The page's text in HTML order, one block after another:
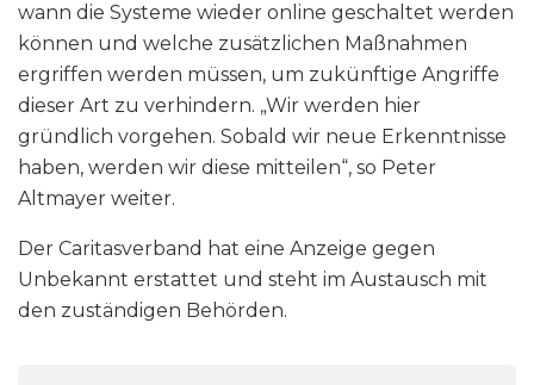
wann die Systeme wieder online geschaltet werden
können und welche zusätzlichen Maßnahmen
ergriffen werden müssen, um zukünftige Angriffe
dieser Art zu verhindern. „Wir werden hier
gründlich vorgehen. Sobald wir neue Erkenntnisse
haben, werden wir diese mitteilen“, so Peter
Altmayer weiter.
Der Caritasverband hat eine Anzeige gegen
Unbekannt erstattet und steht im Austausch mit
den zuständigen Behörden.